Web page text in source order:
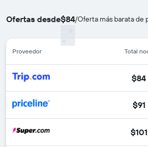
Ofertas desde$84/Oferta más barata de
Proveedor Total
$84
$91
$101